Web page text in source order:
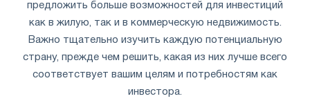
предложить больше возможностей для инвестиций
как в жилую, так и в коммерческую недвижимость.
Важно тщательно изучить каждую потенциальную
страну, прежде чем решить, какая из них лучше всего
соответствует вашим целям и потребностям как
инвестора.